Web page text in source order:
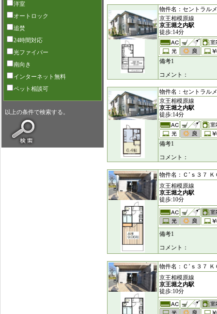
物件名：セントラル
京王相模原線
京王堀之内駅
徒歩:14分
備考1
コメント：
物件名：セントラル
京王相模原線
京王堀之内駅
徒歩:14分
備考1
コメント：
物件名：Ｃ’ｓ３７
京王相模原線
京王堀之内駅
徒歩:10分
備考1
コメント：
物件名：Ｃ’ｓ３７
京王相模原線
京王堀之内駅
徒歩:10分
洋室
オートロック
追焚
24時間対応
光ファイバー
南向き
インターネット無料
ペット相談可
以上の条件で検索する。